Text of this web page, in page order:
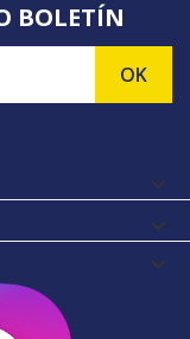
BOLETÍN

